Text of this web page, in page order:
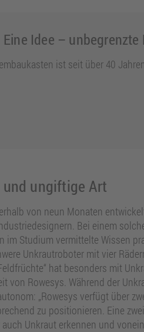
Eine Idee –
ist seit über 40
ungiftige Art
von neun Monaten
Bei einem
im Studium vermittelte Wissen
Unkrautroboter mit vier
hat besonders mit
von Rowesys. Während der
„Rowesys verfügt über
zu positionieren. Eine
Unkraut erkennen und